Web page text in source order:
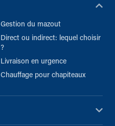
Gestion du mazout
Direct ou indirect: lequel choisir
?
Livraison en urgence
Chauffage pour chapiteaux